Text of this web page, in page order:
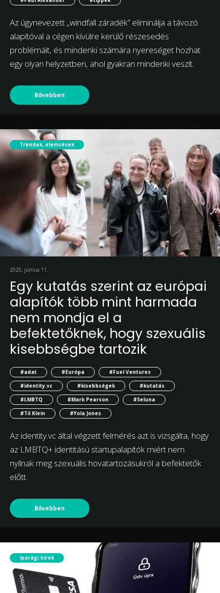
Az úgynevezett „windfall záradék” eliminálja a távozó
alapítóval a cégen kívülre kerülő részesedés
problémáit, és mindenki számára nyereséget hozhat
egy olyan helyzetben, ahol gyakran mindenki veszít.
Bővebben
Trendek, elemzések
2025. június 11.
Egy kutatás szerint az európai
alapítók több mint harmada
nem mondja el a
befektetőknek, hogy szexuális
kisebbségbe tartozik
#adat #Európa
#Fuel Ventures
#identity.vc
#kisebbségek
#kutatás
#LMBTQ
#Mark Pearson
#Seluna
#Til Klein
#Yola Jones
Az identity.vc által végzett felmérés azt is vizsgálta, hogy
az LMBTQ+ identitású startupalapítók miért nem
nyílnak meg szexuális hovatartozásukról a befektetők
előtt.
Bővebben
Iparági hírek